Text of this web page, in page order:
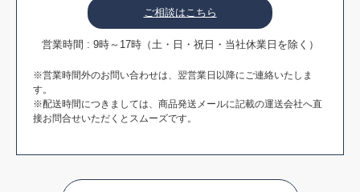
ご相談はこちら
営業時間 : 9時～17時（土・日・祝日・当社休業日を除く）
※営業時間外のお問い合わせは、翌営業日以降にご連絡いたしま
す。
※配送時間につきましては、商品発送メールに記載の運送会社へ直
接お問合せいただくとスムーズです。